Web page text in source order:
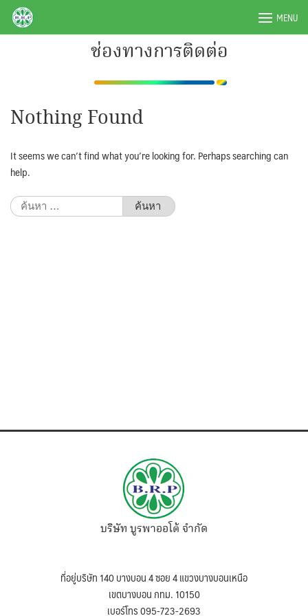
SkipBRPAUTO.COM MENU
ช่องทางการติดต่อ
Nothing Found
It seems we can’t find what you’re looking for. Perhaps searching can
help.
ค้นหา
สำหรับ:
บริษัท บูรพาออโต้ จำกัด
ที่อยู่บริษัท 140 บางบอน 4 ซอย 4 แขวงบางบอนเหนือ
เขตบางบอน กทม. 10150
เบอร์โทร 095-723-2693